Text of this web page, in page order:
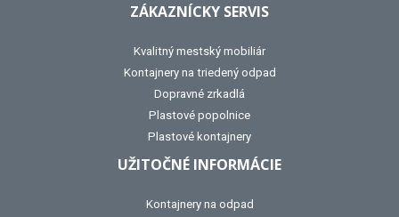
ZÁKAZNÍCKY SERVIS
Kvalitný mestský mobiliár
Kontajnery na triedený odpad
Dopravné zrkadlá
Plastové popolnice
Plastové kontajnery
UŽITOČNÉ INFORMÁCIE
Kontajnery na odpad